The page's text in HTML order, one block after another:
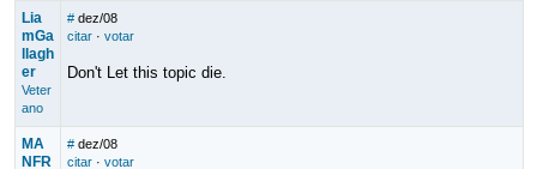
Lia
mGa
llagh
er
Veter
ano
# dez/08
citar· votar
Don't Let this topic die.
MA
NFR
# dez/08
citar· votar